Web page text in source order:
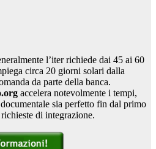
l’iter richiede dai 45 ai 60
circa 20 giorni solari dalla
da parte della banca.
accelera notevolmente i tempi,
sia perfetto fin dal primo
di integrazione.